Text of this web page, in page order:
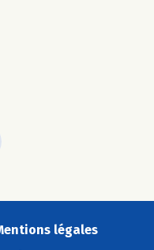
légales